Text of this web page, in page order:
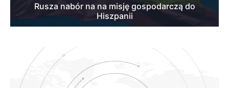
Rusza nabór na na misję gospodarczą do
Hiszpanii